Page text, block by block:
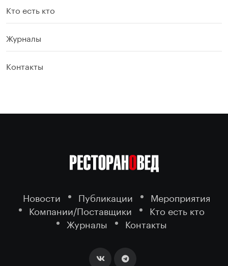
Кто есть кто
Журналы
Контакты
Новости Публикации
Мероприятия
Компании/Поставщики
Кто есть кто
Журналы
Контакты